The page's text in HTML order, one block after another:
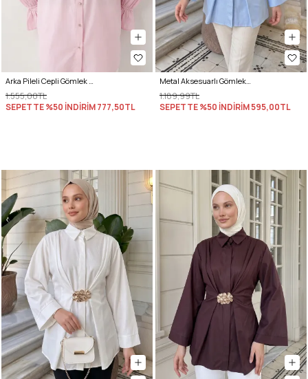
Arka Pileli Cepli Gömlek Y0147 - AÇIK PEMBE
1.555,00TL
SEPETTE %50 İNDİRİM777,50TL
Metal Aksesuarlı Gömlek Y0142 - BEBE MAVİSİ
1.189,99TL
SEPETTE %50 İNDİRİM595,00TL